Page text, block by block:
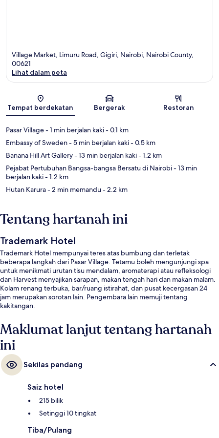
Village Market, Limuru Road, Gigiri, Nairobi, Nairobi County,
00621
Lihat dalam peta
Tempat berdekatan Bergerak Restoran
Pasar Village- 1 min berjalan kaki- 0.1 km
Embassy of Sweden- 5 min berjalan kaki- 0.5 km
Banana Hill Art Gallery- 13 min berjalan kaki- 1.2 km
Pejabat Pertubuhan Bangsa-bangsa Bersatu di Nairobi- 13 min
berjalan kaki- 1.2 km
Hutan Karura- 2 min memandu- 2.2 km
Tentang hartanah ini
Trademark Hotel
Trademark Hotel mempunyai teres atas bumbung dan terletak
beberapa langkah dari Pasar Village. Tetamu boleh mengunjungi spa
untuk menikmati urutan tisu mendalam, aromaterapi atau refleksologi
dan Harvest menyajikan sarapan, makan tengah hari dan makan malam.
Kolam renang terbuka, bar/ruang istirahat, dan pusat kecergasan 24
jam merupakan sorotan lain. Pengembara lain memuji tentang
kakitangan.
Maklumat lanjut tentang hartanah
ini
Sekilas pandang
Saiz hotel
215 bilik
Setinggi 10 tingkat
Tiba/Pulang